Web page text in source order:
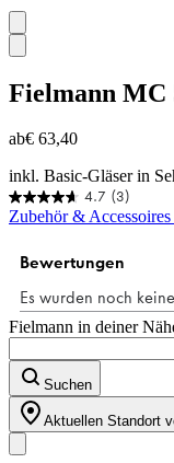
Fielmann MC
ab€ 63,40
inkl. Basic-Gläser in
4.7 (3)
4.7
von
Sternen.
Bewertungen
Zubehör &
Fielmann in deiner
Suchen
Aktuellen Standort